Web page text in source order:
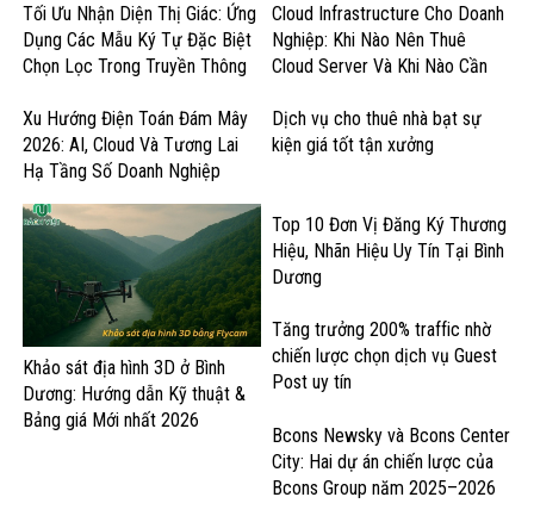
Tối Ưu Nhận Diện Thị Giác: Ứng
Dụng Các Mẫu Ký Tự Đặc Biệt
Chọn Lọc Trong Truyền Thông
Cloud Infrastructure Cho Doanh
Nghiệp: Khi Nào Nên Thuê
Cloud Server Và Khi Nào Cần
Xu Hướng Điện Toán Đám Mây
2026: AI, Cloud Và Tương Lai
Hạ Tầng Số Doanh Nghiệp
Dịch vụ cho thuê nhà bạt sự
kiện giá tốt tận xưởng
Khảo sát địa hình 3D ở Bình
Dương: Hướng dẫn Kỹ thuật &
Bảng giá Mới nhất 2026
Top 10 Đơn Vị Đăng Ký Thương
Hiệu, Nhãn Hiệu Uy Tín Tại Bình
Dương
Tăng trưởng 200% traffic nhờ
chiến lược chọn dịch vụ Guest
Post uy tín
Bcons Newsky và Bcons Center
City: Hai dự án chiến lược của
Bcons Group năm 2025–2026